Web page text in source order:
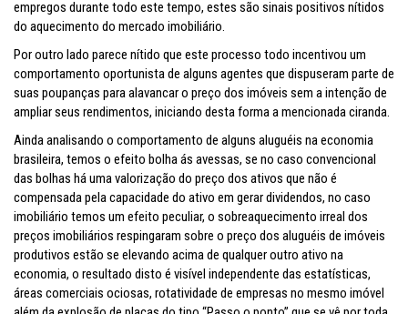
empregos durante todo este tempo, estes são sinais positivos nítidos
do aquecimento do mercado imobiliário.
Por outro lado parece nítido que este processo todo incentivou um
comportamento oportunista de alguns agentes que dispuseram parte de
suas poupanças para alavancar o preço dos imóveis sem a intenção de
ampliar seus rendimentos, iniciando desta forma a mencionada ciranda.
Ainda analisando o comportamento de alguns aluguéis na economia
brasileira, temos o efeito bolha ás avessas, se no caso convencional
das bolhas há uma valorização do preço dos ativos que não é
compensada pela capacidade do ativo em gerar dividendos, no caso
imobiliário temos um efeito peculiar, o sobreaquecimento irreal dos
preços imobiliários respingaram sobre o preço dos aluguéis de imóveis
produtivos estão se elevando acima de qualquer outro ativo na
economia, o resultado disto é visível independente das estatísticas,
áreas comerciais ociosas, rotatividade de empresas no mesmo imóvel